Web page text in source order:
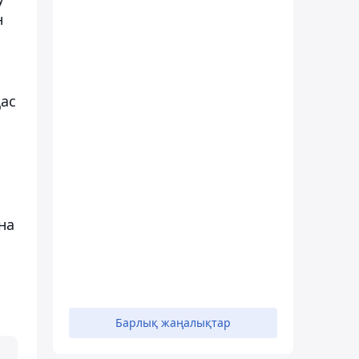
Барлық жаңалықтар